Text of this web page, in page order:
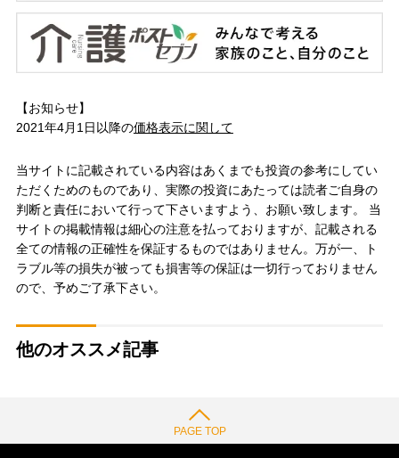
【お知らせ】
2021年4月1日以降の価格表示に関して
当サイトに記載されている内容はあくまでも投資の参考にしてい
ただくためのものであり、実際の投資にあたっては読者ご自身の
判断と責任において行って下さいますよう、お願い致します。 当
サイトの掲載情報は細心の注意を払っておりますが、記載される
全ての情報の正確性を保証するものではありません。万が一、ト
ラブル等の損失が被っても損害等の保証は一切行っておりません
ので、予めご了承下さい。
他のオススメ記事
PAGE TOP